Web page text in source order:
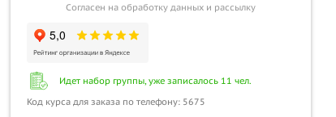
Согласен на обработку данных и рассылку
Идет набор группы, уже записалось 11 чел.
Код курса для заказа по телефону: 5675